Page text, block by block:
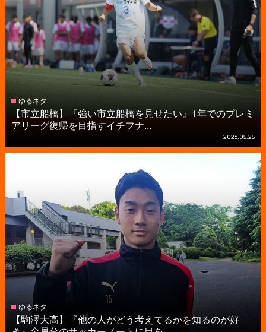
ゆるネタ
【市立船橋】『強い市立船橋を見せたい』1年でのプレミ
アリーグ復帰を目指すイチフナ...
2026.05.25
ゆるネタ
【駒澤大高】『他の人がどう考えてるかを知るのが好